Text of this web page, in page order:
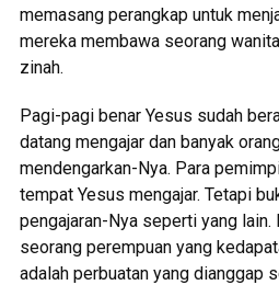
memasang perangkap untuk
mereka membawa seorang
zinah.
Pagi-pagi benar Yesus sudah
datang mengajar dan banyak
mendengarkan-Nya. Para
tempat Yesus mengajar. Tetapi
pengajaran-Nya seperti yang
seorang perempuan yang
adalah perbuatan yang dianggap